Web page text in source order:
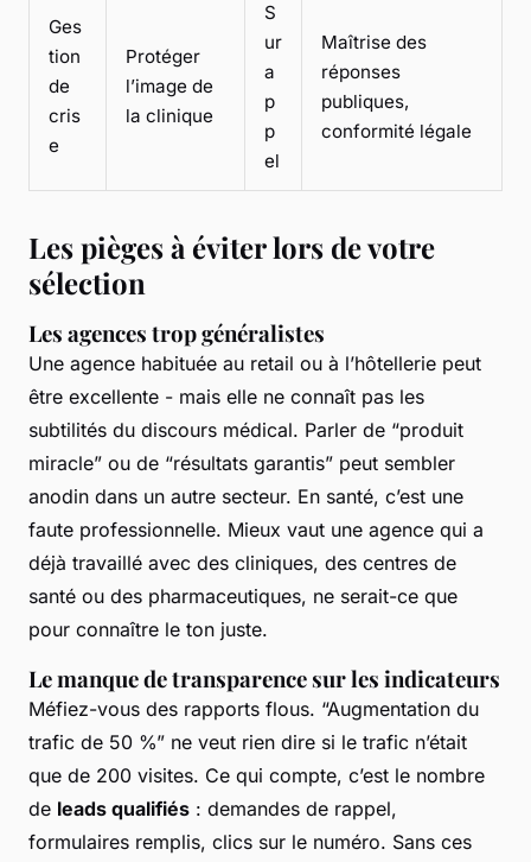
Ges
tion
de
cris
e
Protéger
l’image de
la clinique
S
ur
a
p
p
el
Maîtrise des
réponses
publiques,
conformité légale
Les pièges à éviter lors de votre
sélection
Les agences trop généralistes
Une agence habituée au retail ou à l’hôtellerie peut
être excellente - mais elle ne connaît pas les
subtilités du discours médical. Parler de “produit
miracle” ou de “résultats garantis” peut sembler
anodin dans un autre secteur. En santé, c’est une
faute professionnelle. Mieux vaut une agence qui a
déjà travaillé avec des cliniques, des centres de
santé ou des pharmaceutiques, ne serait-ce que
pour connaître le ton juste.
Le manque de transparence sur les indicateurs
Méfiez-vous des rapports flous. “Augmentation du
trafic de 50 %” ne veut rien dire si le trafic n’était
que de 200 visites. Ce qui compte, c’est le nombre
de leads qualifiés : demandes de rappel,
formulaires remplis, clics sur le numéro. Sans ces